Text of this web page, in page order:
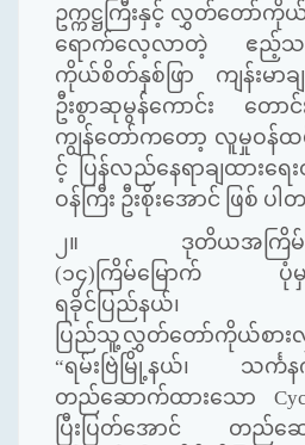
ဥက္ကဋ္ဌကြီးနှင့် လွှတ်တော်ကို
ရောက်လေ့လာတဲ့ ဧည့်သည်တ
ကိုယ်စိတ်နှစ်ဖြာ ကျန်းမာခ
ဦးစွာဆုမွန်ကောင်း တောင်
ကျွန်တော်ကတော့ လူမှုဝန်
င့် ပြန်လည်နေရာချထားရေ
ဝန်ကြီး ဦးစိုးအောင် ဖြစ် ပါ
၂။ ဒုတိယအကြိမ်
(၁၄)ကြိမ်မြောက် ပုံမှ
ရခိုင်ပြည်နယ်၊ ရမ်
ပြည်သူ့လွှတ်တော်ကိုယ်စား
“ရမ်းဗြဲမြို့နယ်၊ သင်္
တည်ဆောက်ထားသော
ပြီးပြတ်အောင် တည်ဆ